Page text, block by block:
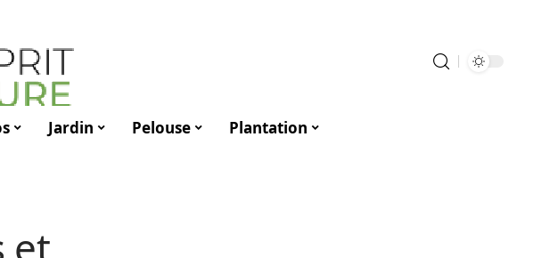
Jardin Pelouse Plantation
et